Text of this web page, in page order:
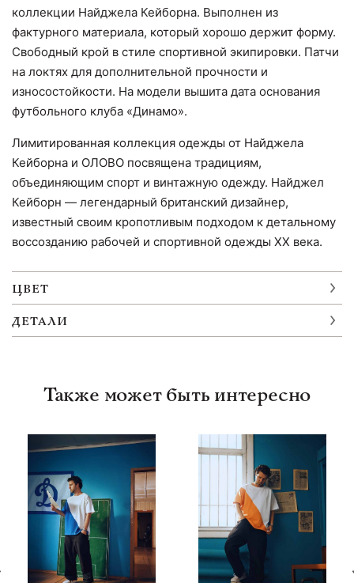
коллекции Найджела Кейборна. Выполнен из
фактурного материала, который хорошо держит форму.
Свободный крой в стиле спортивной экипировки. Патчи
на локтях для дополнительной прочности и
износостойкости. На модели вышита дата основания
футбольного клуба «Динамо».
Лимитированная коллекция одежды от Найджела
Кейборна и ОЛОВО посвящена традициям,
объединяющим спорт и винтажную одежду. Найджел
Кейборн — легендарный британский дизайнер,
известный своим кропотливым подходом к детальному
воссозданию рабочей и спортивной одежды XX века.
ЦВЕТ
ДЕТАЛИ
Также может быть интересно